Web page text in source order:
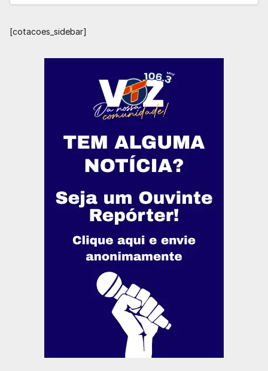
[cotacoes_sidebar]